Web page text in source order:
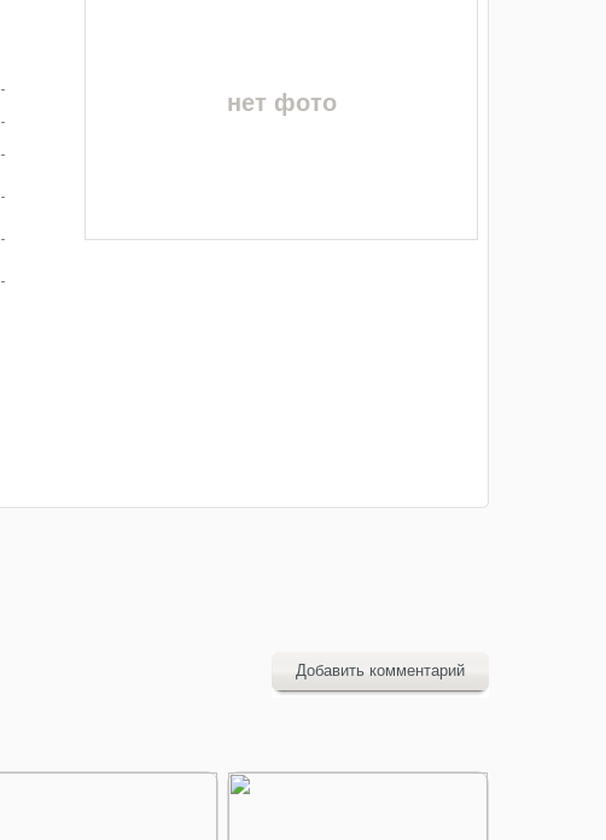
нет фото
Добавить комментарий